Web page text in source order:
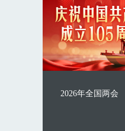
2026年全国两会